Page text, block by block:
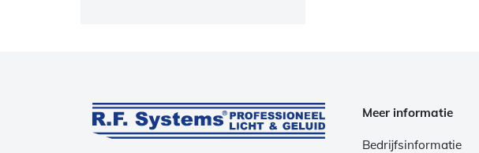
Hijsbanden
Meer informatie
Bedrijfsinformatie